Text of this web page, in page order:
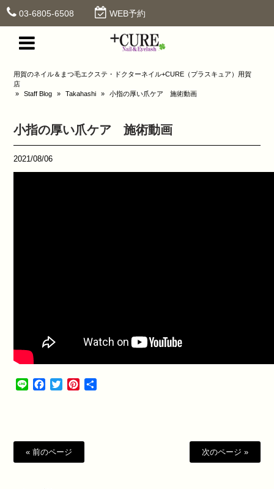
03-6805-6508 WEB予約
用賀のネイル＆まつ毛エクステ・ドクターネイル+CURE（プラスキュア）用賀
店
»
Staff Blog » Takahashi » 小指の厚い爪ケア 施術動画
小指の厚い爪ケア 施術動画
2021/08/06
Line Facebook
TwitterPinterest
« 前のページ 次のページ »